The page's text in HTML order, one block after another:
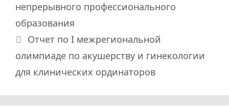
непрерывного профессионального
образования
Отчет по I межрегиональной
олимпиаде по акушерству и гинекологии
для клинических ординаторов